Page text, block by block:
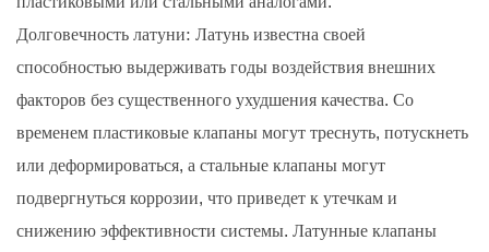
Долговечность латуни: Латунь известна своей
способностью выдерживать годы воздействия внешних
факторов без существенного ухудшения качества. Со
временем пластиковые клапаны могут треснуть, потускнеть
или деформироваться, а стальные клапаны могут
подвергнуться коррозии, что приведет к утечкам и
снижению эффективности системы. Латунные клапаны